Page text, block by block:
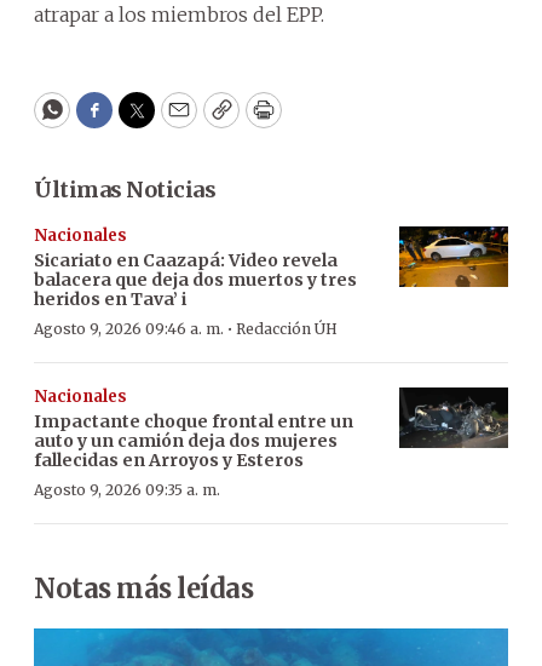
atrapar a los miembros del EPP.
WhatsApp
Facebook
Twitter
EmailCopyPrint
Últimas Noticias
Nacionales
Sicariato en Caazapá: Video revela
balacera que deja dos muertos y tres
heridos en Tava’ i
Agosto 9, 2026 09:46 a. m. · Redacción ÚH
Nacionales
Impactante choque frontal entre un
auto y un camión deja dos mujeres
fallecidas en Arroyos y Esteros
Agosto 9, 2026 09:35 a. m.
Notas más leídas